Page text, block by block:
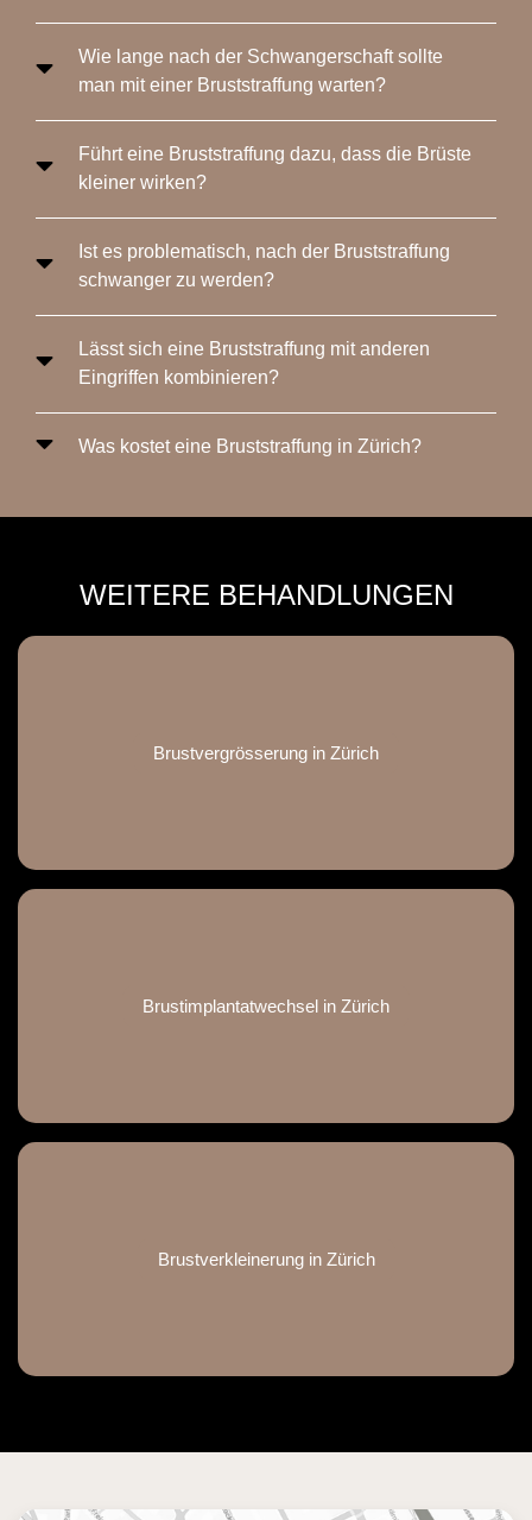
Wie lange nach der Schwangerschaft sollte
man mit einer Bruststraffung warten?
Führt eine Bruststraffung dazu, dass die Brüste
kleiner wirken?
Ist es problematisch, nach der Bruststraffung
schwanger zu werden?
Lässt sich eine Bruststraffung mit anderen
Eingriffen kombinieren?
Was kostet eine Bruststraffung in Zürich?
WEITERE BEHANDLUNGEN
Brustvergrösserung in Zürich
Brustimplantatwechsel in Zürich
Brustverkleinerung in Zürich